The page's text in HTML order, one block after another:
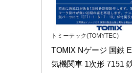
トミーテック(TOMYTEC)
TOMIX Nゲージ 国鉄
気機関車 1次形 7151